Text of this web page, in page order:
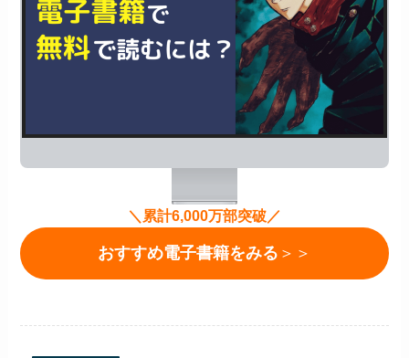
＼累計6,000万部突破／
おすすめ電子書籍をみる ＞＞